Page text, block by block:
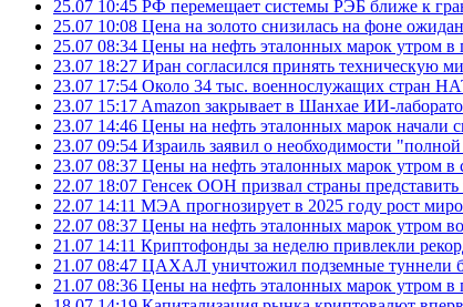
25.07 10:45 РФ перемещает системы РЭБ ближе к
25.07 10:08 Цена на золото снизилась на фоне
25.07 08:34 Цены на нефть эталонных марок утром
23.07 18:27 Иран согласился принять техническую
23.07 17:54 Около 34 тыс. военнослужащих стран
23.07 15:17 Amazon закрывает в Шанхае ИИ-
23.07 14:46 Цены на нефть эталонных марок начали
23.07 09:54 Израиль заявил о необходимости
23.07 08:37 Цены на нефть эталонных марок утром в
22.07 18:07 Генсек ООН призвал страны
22.07 14:11 МЭА прогнозирует в 2025 году рост
22.07 08:37 Цены на нефть эталонных марок утром
21.07 14:11 Криптофонды за неделю привлекли
21.07 08:47 ЦАХАЛ уничтожил подземные туннели
21.07 08:36 Цены на нефть эталонных марок утром